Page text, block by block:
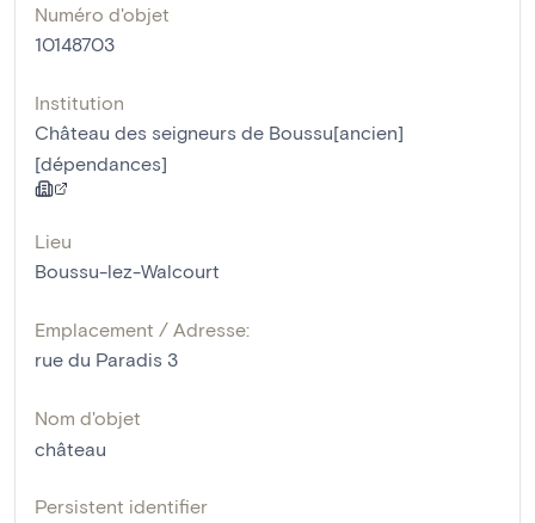
Numéro d'objet
10148703
Institution
Château des seigneurs de Boussu[ancien]
[dépendances]
Lieu
Boussu-lez-Walcourt
Emplacement / Adresse:
rue du Paradis 3
Nom d'objet
château
Persistent identifier